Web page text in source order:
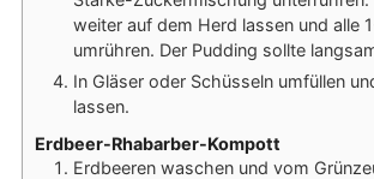
weiter auf dem Herd lassen und alle
umrühren. Der Pudding sollte
In Gläser oder Schüsseln umfüllen
lassen.
Erdbeer-Rhabarber-Kompott
Erdbeeren waschen und vom